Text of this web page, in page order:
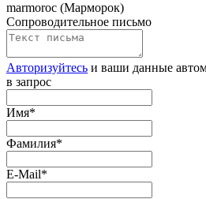
marmoroc (Марморок)
Сопроводительное письмо
Авторизуйтесь и ваши данные
в запрос
Имя*
Фамилия*
E-Mail*